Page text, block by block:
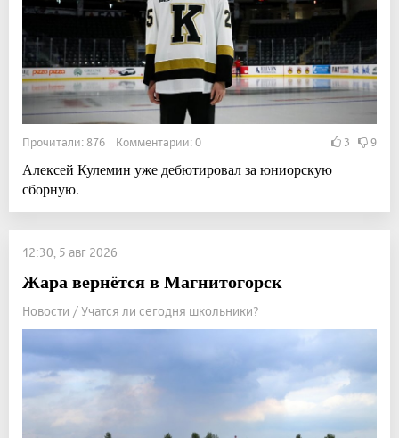
Прочитали: 876 Комментарии: 0 3 9
Алексей Кулемин уже дебютировал за юниорскую
сборную.
12:30, 5 авг 2026
Жара вернётся в Магнитогорск
Новости / Учатся ли сегодня школьники?